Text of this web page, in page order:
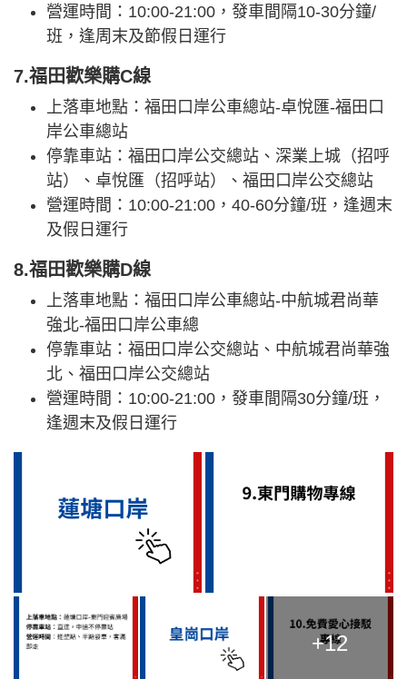
營運時間：10:00-21:00，發車間隔10-30分鐘/
班，逢周末及節假日運行
7.福田歡樂購C線
上落車地點：福田口岸公車總站-卓悅匯-福田口
岸公車總站
停靠車站：福田口岸公交總站、深業上城（招呼
站）、卓悅匯（招呼站）、福田口岸公交總站
營運時間：10:00-21:00，40-60分鐘/班，逢週末
及假日運行
8.福田歡樂購D線
上落車地點：福田口岸公車總站-中航城君尚華
強北-福田口岸公車總
停靠車站：福田口岸公交總站、中航城君尚華強
北、福田口岸公交總站
營運時間：10:00-21:00，發車間隔30分鐘/班，
逢週末及假日運行
+12